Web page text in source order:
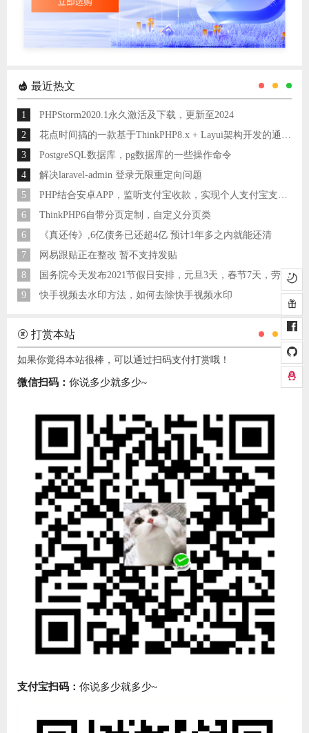
最近热文
1
PHPStorm2020.1永久激活及下载，更新至2024
2
花点时间搞的一款基于ThinkPHP8.x + Layui架构开发的通用后台管理系统
3
PostgreSQL数据库，pg数据库的一些操作命令
4
解决laravel-admin 登录无限重定向问题
5
PHP结合安卓APP，监听支付宝收款，实现个人支付宝支付接口
6
ThinkPHP6自带分页定制，自定义分页类
6
《真还传》,6亿债务已还超4亿 预计1年多之内就能还清
7
网易跟贴正在整改 暂不支持发贴
8
国务院今天发布2021节假日安排，元旦3天，春节7天，劳动节5天
9
快手视频去水印方法，如何去除快手视频水印
打赏本站
如果你觉得本站很棒，可以通过扫码支付打赏哦！
微信扫码： 你说多少就多少~
支付宝扫码： 你说多少就多少~